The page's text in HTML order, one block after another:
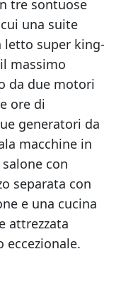
tre sontuose
una suite
super king-
massimo
da due motori
ore di
generatori da
macchine in
con
separata con
e una cucina
attrezzata
eccezionale.